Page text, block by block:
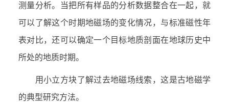
测量分析。当把所有样品的分析数据整合在一起，就
可以了解这个时期地磁场的变化情况，与标准磁性年
表对比，还可以确定一个目标地质剖面在地球历史中
所处的地质时期。
用小立方块了解过去地磁场线索，这是古地磁学
的典型研究方法。